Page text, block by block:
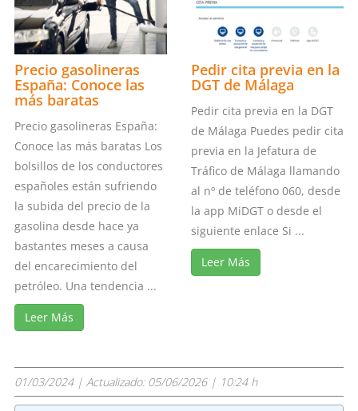
Precio gasolineras
España: Conoce las
más baratas
Precio gasolineras España:
Conoce las más baratas Los
bolsillos de los conductores
españoles están sufriendo
la subida del precio de la
gasolina desde hace ya
bastantes meses a causa
del encarecimiento del
petróleo. Una tendencia ...
Leer Más
Pedir cita previa en la
DGT de Málaga
Pedir cita previa en la DGT
de Málaga Puedes pedir cita
previa en la Jefatura de
Tráfico de Málaga llamando
al nº de teléfono 060, desde
la app MiDGT o desde el
siguiente enlace Si ...
Leer Más
01/03/2024 | Actualizado: 05/06/2026 | 10:24 h